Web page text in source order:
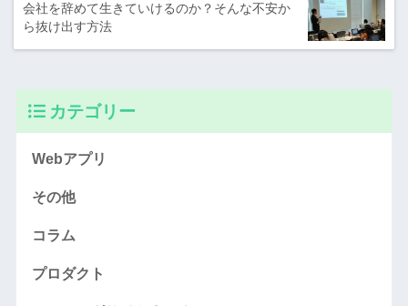
会社を辞めて生きていけるのか？そんな不安か
ら抜け出す方法
カテゴリー
Webアプリ
その他
コラム
プロダクト